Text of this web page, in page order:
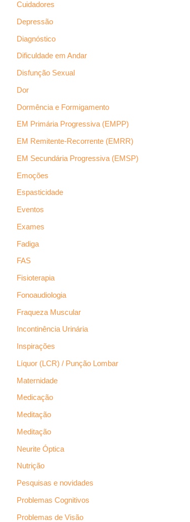
Cuidadores
Depressão
Diagnóstico
Dificuldade em Andar
Disfunção Sexual
Dor
Dormência e Formigamento
EM Primária Progressiva (EMPP)
EM Remitente-Recorrente (EMRR)
EM Secundária Progressiva (EMSP)
Emoções
Espasticidade
Eventos
Exames
Fadiga
FAS
Fisioterapia
Fonoaudiologia
Fraqueza Muscular
Incontinência Urinária
Inspirações
Líquor (LCR) / Punção Lombar
Maternidade
Medicação
Meditação
Meditação
Neurite Óptica
Nutrição
Pesquisas e novidades
Problemas Cognitivos
Problemas de Visão